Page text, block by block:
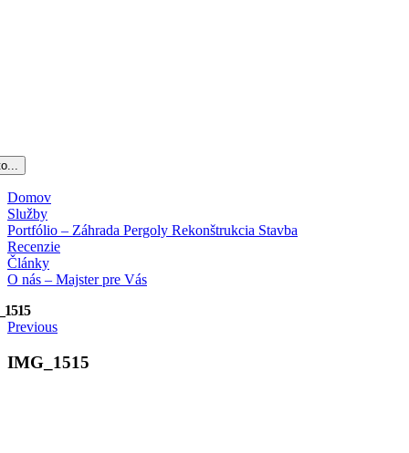
Domov
Služby
Portfólio – Záhrada Pergoly Rekonštrukcia Stavba
Recenzie
Články
O nás – Majster pre Vás
Previous
IMG_1515